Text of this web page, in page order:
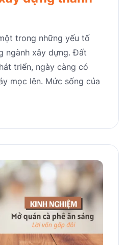
trong những yếu tố
ngành xây dựng. Đất
triển, ngày càng có
mọc lên. Mức sống của